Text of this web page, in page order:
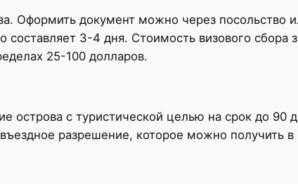
Оформить документ можно через посольство
составляет 3-4 дня. Стоимость визового сбора
25-100 долларов.
острова с туристической целью на срок до 90
разрешение, которое можно получить в